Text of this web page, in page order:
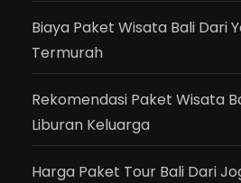
Biaya Paket Wisata Bali Dari
Termurah
Rekomendasi Paket Wisata
Liburan Keluarga
Harga Paket Tour Bali Dari